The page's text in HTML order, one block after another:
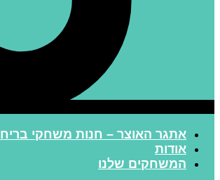
אתגר האוצר – חנות משחקי בריחה
אודות
המשחקים שלנו